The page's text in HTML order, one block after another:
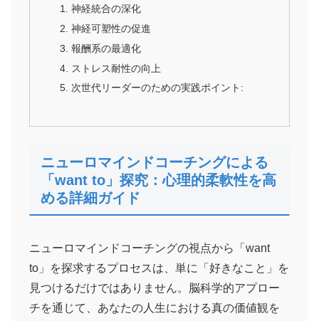
神経統合の深化
神経可塑性の促進
報酬系の最適化
ストレス耐性の向上
次世代リーダーのための実践ポイント:
ニューロマインドコーチングによる
「want to」探究：心理的柔軟性を高
める詳細ガイド
ニューロマインドコーチングの視点から「want
to」を探求するプロセスは、単に「好きなこと」を
見つけるだけではありません。脳科学的アプロー
チを通じて、あなたの人生における真の価値観を